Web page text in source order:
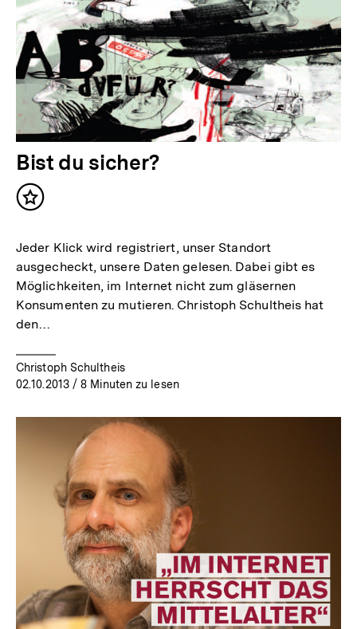
Bist du sicher?
Inhalt
Jeder Klick wird registriert, unser Standort
ausgecheckt, unsere Daten gelesen. Dabei gibt es
Möglichkeiten, im Internet nicht zum gläsernen
Konsumenten zu mutieren. Christoph Schultheis hat
den…
Christoph Schultheis
02.10.2013/ 8 Minuten zu lesen